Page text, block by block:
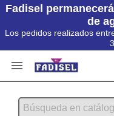
Fadisel
de
Los pedidos realizados
